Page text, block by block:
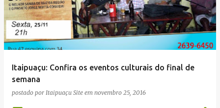
Itaipuaçu: Confira os eventos culturais do final de
semana
postado por Itaipuaçu Site em novembro 25, 2016